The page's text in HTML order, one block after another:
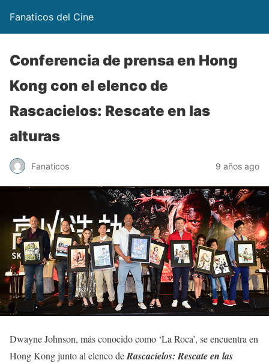
Fanaticos del Cine
Conferencia de prensa en Hong
Kong con el elenco de
Rascacielos: Rescate en las
alturas
Fanaticos 9 años ago
Dwayne Johnson, más conocido como ‘La Roca’, se encuentra en
Hong Kong junto al elenco deRascacielos: Rescate en las